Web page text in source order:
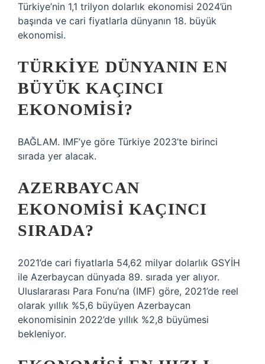
Türkiye’nin 1,1 trilyon dolarlık ekonomisi 2024’ün
başında ve cari fiyatlarla dünyanın 18. büyük
ekonomisi.
TÜRKIYE DÜNYANIN EN
BÜYÜK KAÇINCI
EKONOMISI?
BAĞLAM. IMF’ye göre Türkiye 2023’te birinci
sırada yer alacak.
AZERBAYCAN
EKONOMISI KAÇINCI
SIRADA?
2021’de cari fiyatlarla 54,62 milyar dolarlık GSYİH
ile Azerbaycan dünyada 89. sırada yer alıyor.
Uluslararası Para Fonu’na (IMF) göre, 2021’de reel
olarak yıllık %5,6 büyüyen Azerbaycan
ekonomisinin 2022’de yıllık %2,8 büyümesi
bekleniyor.